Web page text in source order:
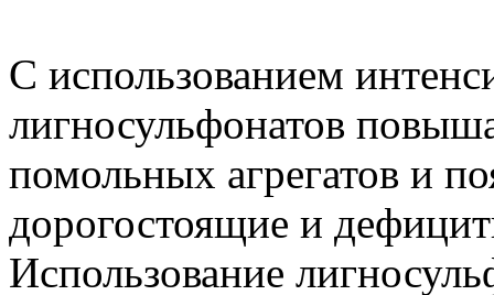
С использованием
лигносульфонатов
помольных агрегатов и
дорогостоящие и
Использование